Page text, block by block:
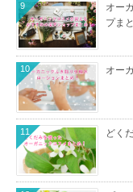
オー
プま
9
オー
10
どく
11